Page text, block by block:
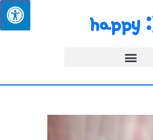
happy